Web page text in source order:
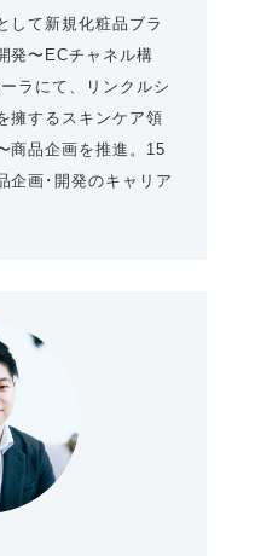
して新規化粧品ブラ
発〜ECチャネル構
ラにて、リンクルシ
擁するスキンケア領
商品企画を推進。15
企画･開発のキャリア